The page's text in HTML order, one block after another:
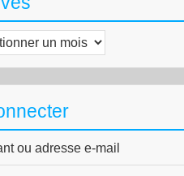
ou adresse e-mail